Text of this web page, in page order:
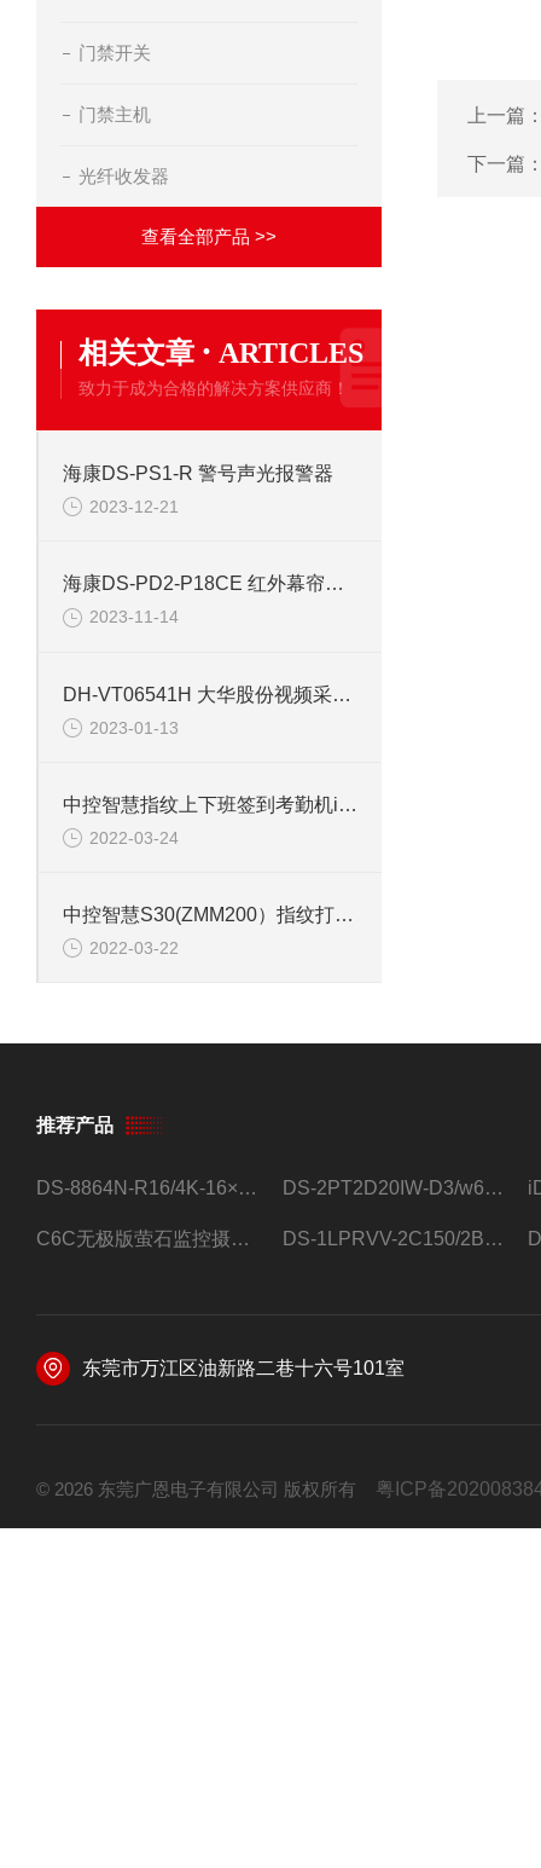
门禁开关
门禁主机
光纤收发器
查看全部产品 >>
相关文章 · ARTICLES
致力于成为合格的解决方案供应商！
海康DS-PS1-R 警号声光报警器
2023-12-21
海康DS-PD2-P18CE 红外幕帘探测声光报警
2023-11-14
DH-VT06541H 大华股份视频采集卡
2023-01-13
中控智慧指纹上下班签到考勤机iClock980(ZMM200)
2022-03-24
中控智慧S30(ZMM200）指纹打卡签到考勤机
2022-03-22
上一篇
下一篇
推荐产品
DS-8864N-R16/4K-16×4T/希捷16盘位录像机 DS-2PT2D20IW-D3/w64路高清硬盘录像机
C6C无极版萤石监控摄像头 DS-1LPRVV-2C150/2B监控室外夜视高清电源线护套线200米/卷
东莞市万江区油新路二巷十六号101室
© 2026 东莞广恩电子有限公司 版权所有 粤ICP备